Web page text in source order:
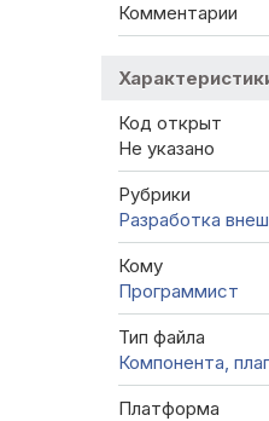
Комментарии
Код открыт
Не указано
Рубрики
Разработка
Кому
Программист
Тип файла
Компонента,
Платформа